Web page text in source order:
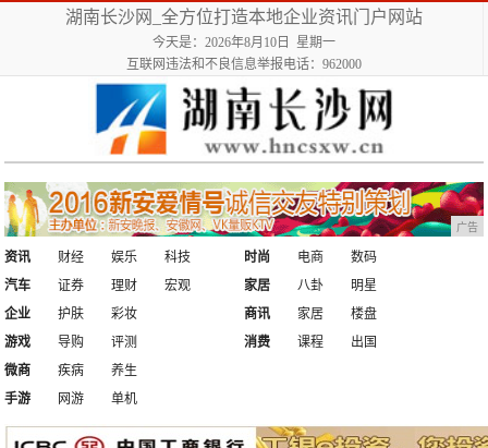
湖南长沙网_全方位打造本地企业资讯门户网站
今天是：2026年8月10日 星期一
互联网违法和不良信息举报电话：962000
广告
资讯 财经 娱乐
科技
汽车
证券 理财 宏观
时尚 电商
数码
家居
八卦
明星
企业
护肤
彩妆
游戏
导购 评测
商讯 家居
楼盘
消费
课程
出国
微商
疾病
养生
手游
网游 单机